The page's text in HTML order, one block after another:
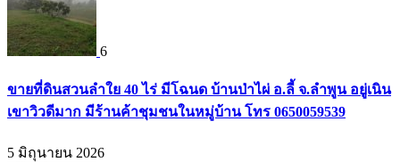
6
ขายที่ดินสวนลำใย 40 ไร่ มีโฉนด บ้านป่าไผ่ อ.ลี้ จ.ลำพูน อยู่เนิน
เขาวิวดีมาก มีร้านค้าชุมชนในหมู่บ้าน โทร 0650059539
5 มิถุนายน 2026